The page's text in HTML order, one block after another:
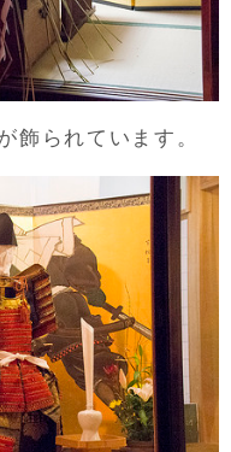
飾られています。